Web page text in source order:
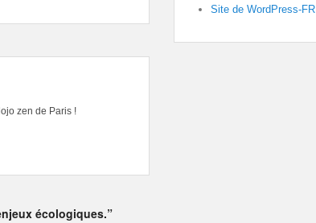
zen de Paris !
écologiques.”
Site de WordPress-FR